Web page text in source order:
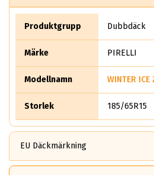
Produktgrupp Dubbdäck
Märke PIRELLI
Modellnamn WINTER ICE
Storlek 185/65R15
EU Däckmärkning